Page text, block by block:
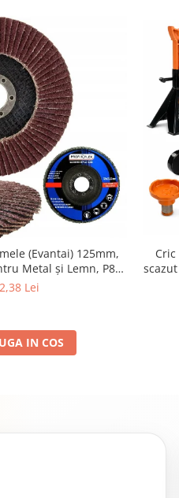
(Evantai) 125mm,
Metal și Lemn, P80
2,38 Lei
IN COS
set 2